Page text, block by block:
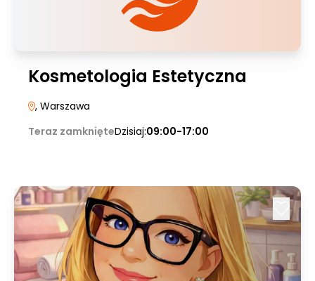
Kosmetologia Estetyczna
, Warszawa
Teraz zamknięteDzisiaj:09:00-17:00